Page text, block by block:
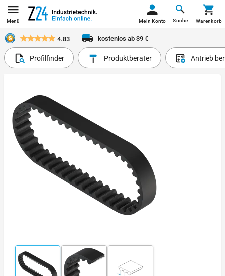
Menü Suche
Mein Konto Warenkorb
4.83 kostenlos ab 39 €
Profilfinder Produktberater Antrieb